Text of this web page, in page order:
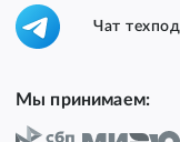
Чат
Мы принимаем: